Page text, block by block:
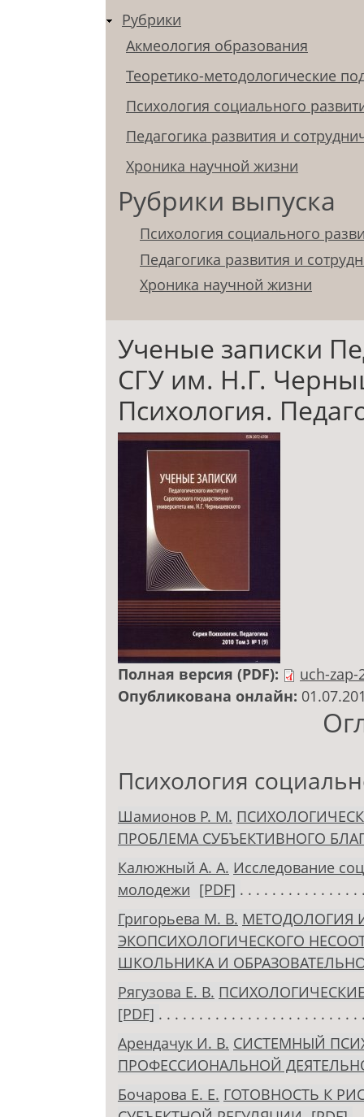
Рубрики
Акмеология образования
Теоретико-методологические
Психология социального
Педагогика развития и
Хроника научной жизни
Рубрики выпуска
Психология социального
Педагогика развития и
Хроника научной жизни
Ученые записки
СГУ им. Н.Г.
Психология.
Полная версия (PDF):
uch-zap-
Опубликована онлайн:
Психология
Шамионов Р. М.
ПРОБЛЕМА СУБЪЕКТИВНОГО
Калюжный А. А. Исследование
молодежи [PDF]
Григорьева М. В. МЕТОДОЛОГИЯ
ЭКОПСИХОЛОГИЧЕСКОГО
ШКОЛЬНИКА И
Рягузова Е. В.
[PDF]
Арендачук И. В. СИСТЕМНЫЙ
ПРОФЕССИОНАЛЬНОЙ
Бочарова Е. Е. ГОТОВНОСТЬ К